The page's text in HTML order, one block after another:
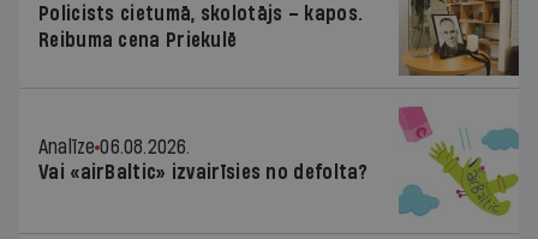
Policists cietumā, skolotājs – kapos.
Reibuma cena Priekulē
Analīze 06.08.2026.
Vai «airBaltic» izvairīsies no defolta?